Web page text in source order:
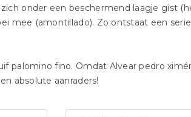
onder een beschermend laagje gist
mee (amontillado). Zo ontstaat een
palomino fino. Omdat Alvear pedro
absolute aanraders!